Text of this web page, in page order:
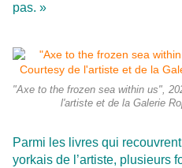
pas. »
"Axe to the frozen sea within us",
l'artiste et de la Galerie
Parmi les livres qui
yorkais de l’artiste, plusieurs